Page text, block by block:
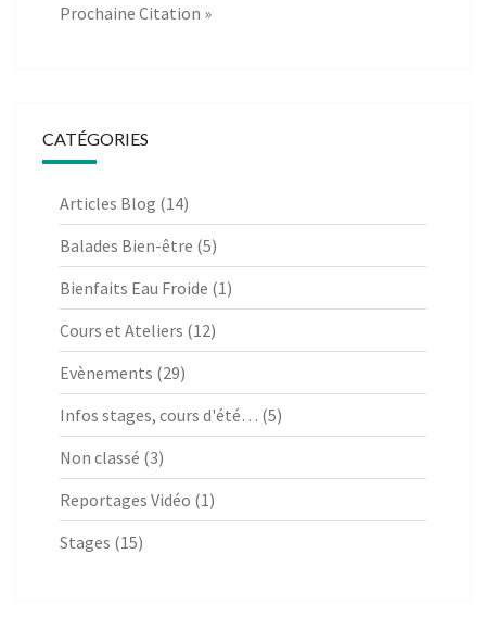
Prochaine Citation »
CATÉGORIES
Articles Blog (14)
Balades Bien-être (5)
Bienfaits Eau Froide (1)
Cours et Ateliers (12)
Evènements (29)
Infos stages, cours d'été… (5)
Non classé (3)
Reportages Vidéo (1)
Stages (15)